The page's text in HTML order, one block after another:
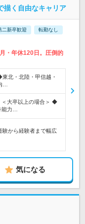
描く自由なキャリア
二新卒歓迎 転勤なし
・年休120日。圧倒的
北・北陸・甲信越・
…
＜大卒以上の場合＞ ◆
力…
から経験者まで幅広
気になる